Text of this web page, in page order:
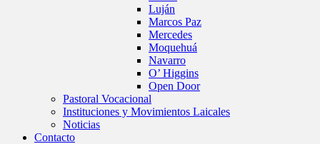
Luján
Marcos Paz
Mercedes
Moquehuá
Navarro
O’ Higgins
Open Door
Pastoral Vocacional
Instituciones y Movimientos Laicales
Noticias
Contacto